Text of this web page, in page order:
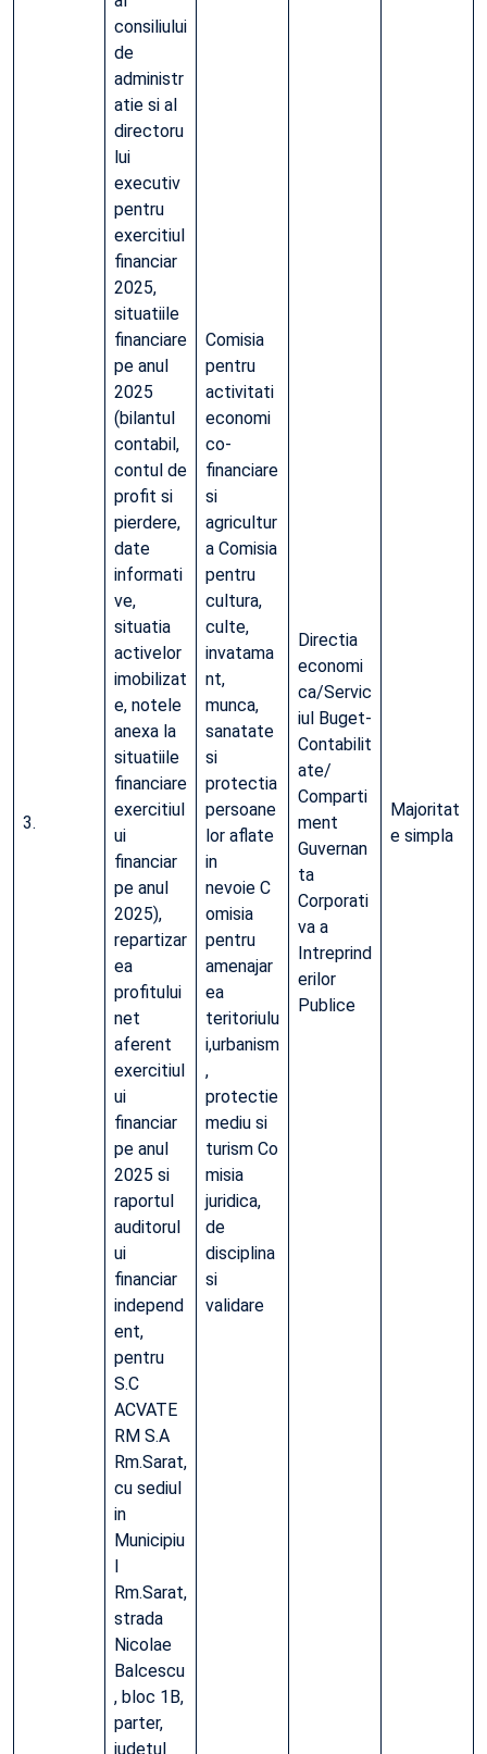
3.
consiliului
de
administr
atie si al
directoru
lui
executiv
pentru
exercitiul
financiar
2025,
situatiile
financiare
pe anul
2025
(bilantul
contabil,
contul de
profit si
pierdere,
date
informati
ve,
situatia
activelor
imobilizat
e, notele
anexa la
situatiile
financiare
exercitiul
ui
financiar
pe anul
2025),
repartizar
ea
profitului
net
aferent
exercitiul
ui
financiar
pe anul
2025 si
raportul
auditorul
ui
financiar
independ
ent,
pentru
S.C
ACVATE
RM S.A
Rm.Sarat,
cu sediul
in
Municipiu
l
Rm.Sarat,
strada
Nicolae
Balcescu
, bloc 1B,
parter,
judetul
Comisia
pentru
activitati
economi
co-
financiare
si
agricultur
a Comisia
pentru
cultura,
culte,
invatama
nt,
munca,
sanatate
si
protectia
persoane
lor aflate
in
nevoie C
omisia
pentru
amenajar
ea
teritoriulu
i,urbanism
,
protectie
mediu si
turism Co
misia
juridica,
de
disciplina
si
validare
Directia
economi
ca/Servic
iul Buget-
Contabilit
ate/
Comparti
ment
Guvernan
ta
Corporati
va a
Intreprind
erilor
Publice
Majoritat
e simpla